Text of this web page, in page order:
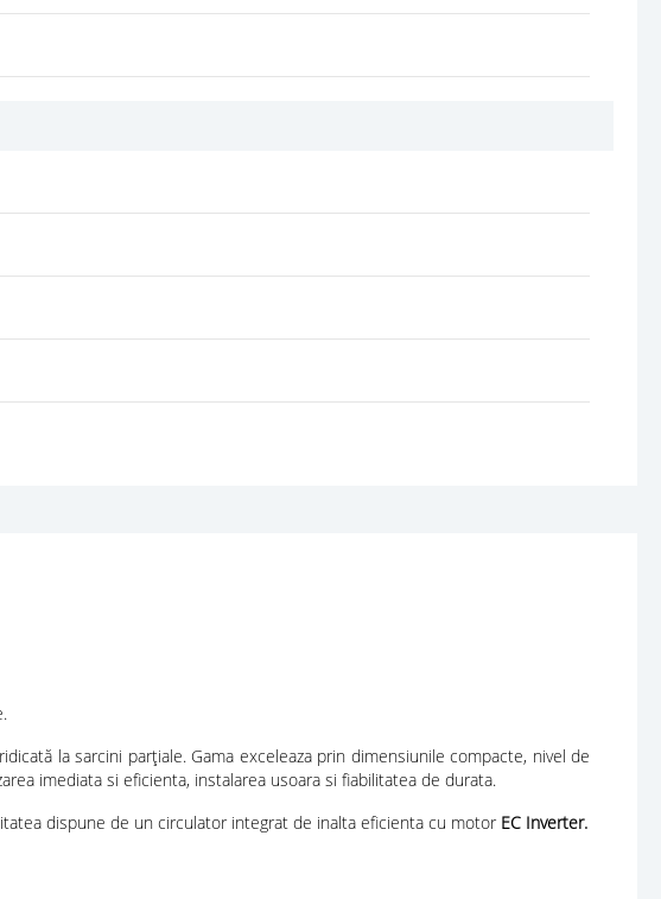
la sarcini parțiale. Gama exceleaza prin dimensiunile compacte, nivel de
imediata si eficienta, instalarea usoara si fiabilitatea de durata.
dispune de un circulator integrat de inalta eficienta cu motor EC Inverter.